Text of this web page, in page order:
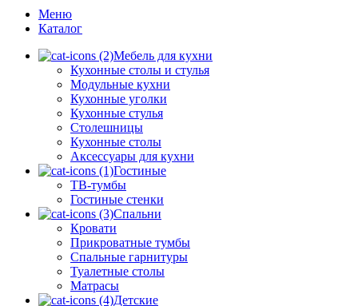
Меню
Каталог
Мебель для кухни
Кухонные столы и стулья
Модульные кухни
Кухонные уголки
Кухонные стулья
Столешницы
Кухонные столы
Аксессуары для кухни
Гостиные
ТВ-тумбы
Гостиные стенки
Спальни
Кровати
Прикроватные тумбы
Спальные гарнитуры
Туалетные столы
Матрасы
Детские